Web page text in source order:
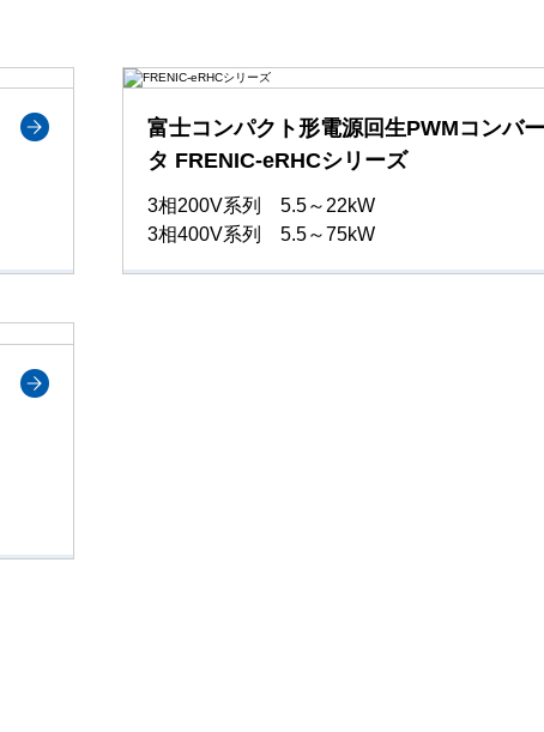
富士コンパクト形電源回生PWMコンバー
タ FRENIC-eRHCシリーズ
3相200V系列 5.5～22kW
3相400V系列 5.5～75kW